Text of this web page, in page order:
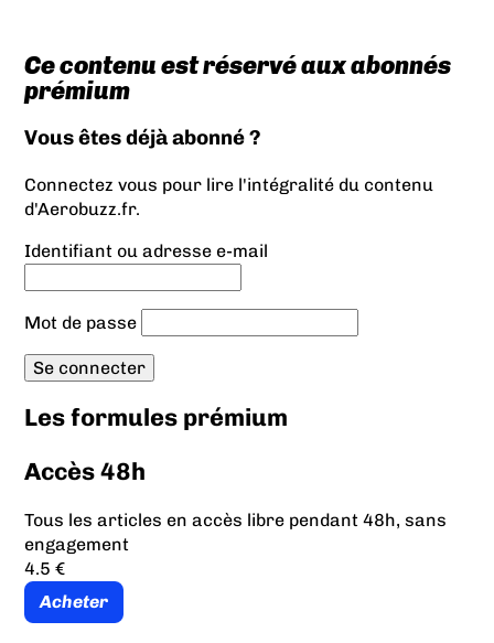
Ce contenu est réservé aux abonnés
prémium
Vous êtes déjà abonné ?
Connectez vous pour lire l'intégralité du contenu
d'Aerobuzz.fr.
Identifiant ou adresse e-mail
Mot de passe
Les formules prémium
Accès 48h
Tous les articles en accès libre pendant 48h, sans
engagement
4.5 €
Acheter